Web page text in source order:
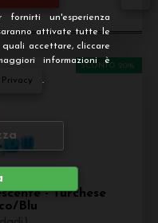
un'esperienza
attivate tutte le
accettare, cliccare
informazioni è
Privacy .
- Turchese
Blu
SCONTO 20%